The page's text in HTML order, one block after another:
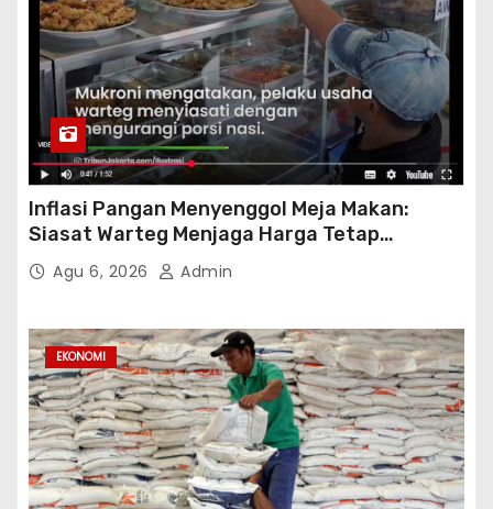
Inflasi Pangan Menyenggol Meja Makan:
Siasat Warteg Menjaga Harga Tetap
Terjangkau
Agu 6, 2026 Admin
EKONOMI